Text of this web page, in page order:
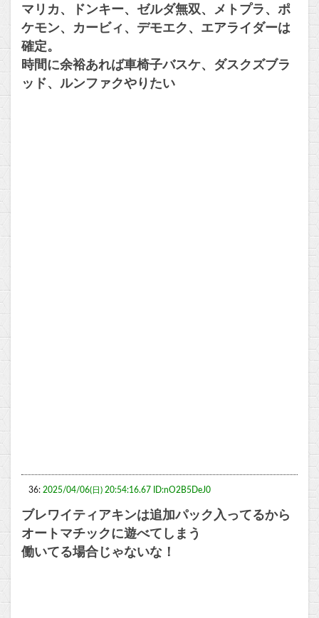
マリカ、ドンキー、ゼルダ無双、メトプラ、ポ
ケモン、カービィ、デモエク、エアライダーは
確定。
時間に余裕あれば車椅子バスケ、ダスクズブラ
ッド、ルンファクやりたい
36: 2025/04/06(日) 20:54:16.67 ID:nO2B5DeJ0
ブレワイティアキンは追加パック入ってるから
オートマチックに遊べてしまう
働いてる場合じゃないな！